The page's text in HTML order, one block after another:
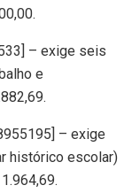
– exige seis
e
– exige
histórico escolar)